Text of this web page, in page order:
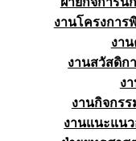
งานโครงการ
งา
งานสวัสดิก
ง
งานกิจกร
งานแนะแน